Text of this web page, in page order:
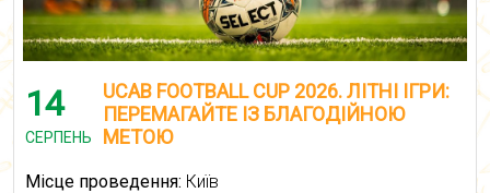
14
СЕРПЕНЬ
UCAB FOOTBALL CUP 2026. ЛІТНІ ІГРИ:
ПЕРЕМАГАЙТЕ ІЗ БЛАГОДІЙНОЮ
МЕТОЮ
Місце проведення: Київ